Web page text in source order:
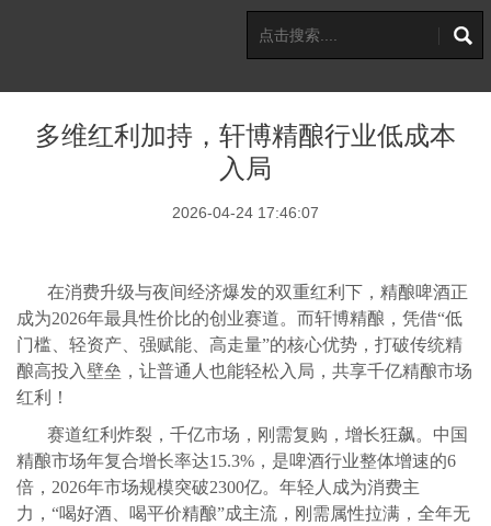
多维红利加持，轩博精酿行业低成本
入局
2026-04-24 17:46:07
在消费升级与夜间经济爆发的双重红利下，精酿啤酒正
成为2026年最具性价比的创业赛道。而轩博精酿，凭借“低
门槛、轻资产、强赋能、高走量”的核心优势，打破传统精
酿高投入壁垒，让普通人也能轻松入局，共享千亿精酿市场
红利！
赛道红利炸裂，千亿市场，刚需复购，增长狂飙。中国
精酿市场年复合增长率达15.3%，是啤酒行业整体增速的6
倍，2026年市场规模突破2300亿。年轻人成为消费主
力，“喝好酒、喝平价精酿”成主流，刚需属性拉满，全年无